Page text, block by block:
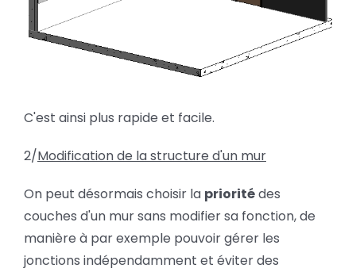
C'est ainsi plus rapide et facile.
2/Modification de la structure d'un mur
On peut désormais choisir la prioritédes
couches d'un mur sans modifier sa fonction, de
manière à par exemple pouvoir gérer les
jonctions indépendamment et éviter des